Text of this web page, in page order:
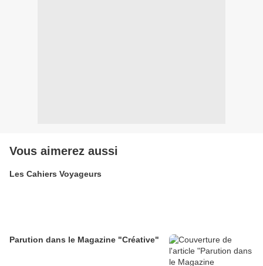
Vous aimerez aussi
Les Cahiers Voyageurs
Parution dans le Magazine "Créative"